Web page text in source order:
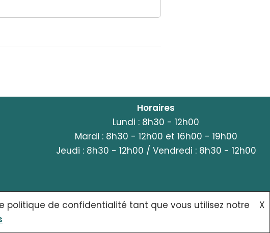
Horaires
Lundi : 8h30 - 12h00
Mardi : 8h30 - 12h00 et 16h00 - 19h00
Jeudi : 8h30 - 12h00 / Vendredi : 8h30 - 12h00
LÉGALES POLITIQUE DE CONFIDENTIALITÉ CONTACT
politique de confidentialité tant que vous utilisez notre
X